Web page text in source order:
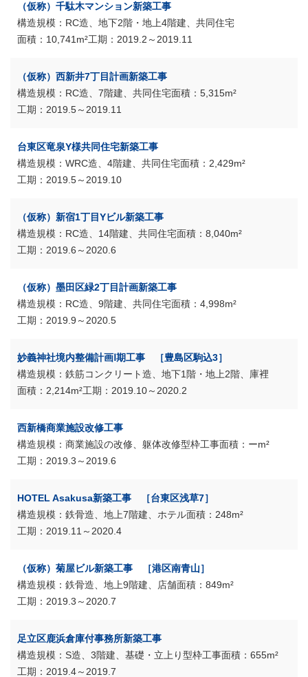
（仮称）千駄木マンション新築工事
RC造、地下2階・地上4階建、共同住宅
10,741m²
2019.2～2019.11
（仮称）西新井7丁目計画新築工事
RC造、7階建、共同住宅
5,315m²
2019.5～2019.11
台東区竜泉Y様共同住宅新築工事
WRC造、4階建、共同住宅
2,429m²
2019.5～2019.10
（仮称）新宿1丁目Yビル新築工事
RC造、14階建、共同住宅
8,040m²
2019.6～2020.6
（仮称）墨田区緑2丁目計画新築工事
RC造、9階建、共同住宅
4,998m²
2019.9～2020.5
妙義神社境内整備計画Ⅰ期工事 ［豊島区駒込3］
鉄筋コンクリート造、地下1階・地上2階、庫裡
2,214m²
2019.10～2020.2
西新橋商業施設改修工事
商業施設の改修、躯体改修型枠工事
ーm²
2019.3～2019.6
HOTEL Asakusa新築工事 ［台東区浅草7］
鉄骨造、地上7階建、ホテル
248m²
2019.11～2020.4
（仮称）菊屋ビル新築工事 ［港区南青山］
鉄骨造、地上9階建、店舗
849m²
2019.3～2020.7
足立区鹿浜倉庫付事務所新築工事
S造、3階建、基礎・立上り型枠工事
655m²
2019.4～2019.7